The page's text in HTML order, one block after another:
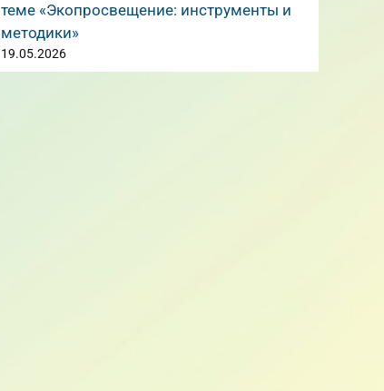
теме «Экопросвещение: инструменты и
методики»
19.05.2026